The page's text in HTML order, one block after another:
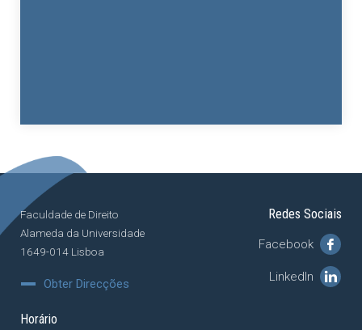
Redes Sociais
Facebook
LinkedIn
Faculdade de Direito
Alameda da Universidade
1649-014 Lisboa
Obter Direcções
Horário